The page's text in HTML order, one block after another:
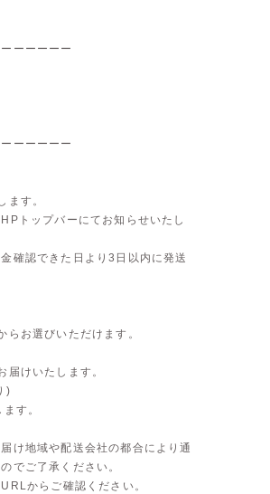
ーーーーー
ーーーーー
ます。
トップバーにてお知らせいたし
確認できた日より3日以内に発送
お選びいただけます。
届けいたします。
)
す。
け地域や配送会社の都合により通
でご了承ください。
からご確認ください。